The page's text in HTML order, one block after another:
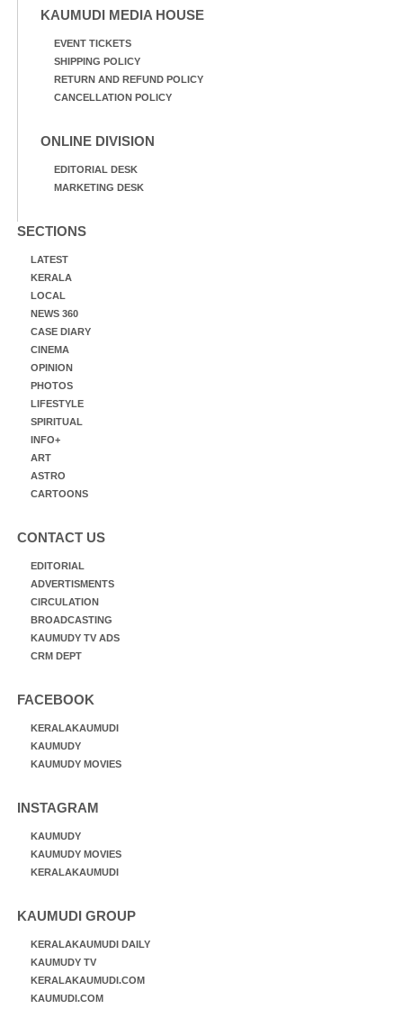
KAUMUDI MEDIA HOUSE
EVENT TICKETS
SHIPPING POLICY
RETURN AND REFUND POLICY
CANCELLATION POLICY
ONLINE DIVISION
EDITORIAL DESK
MARKETING DESK
SECTIONS
LATEST
KERALA
LOCAL
NEWS 360
CASE DIARY
CINEMA
OPINION
PHOTOS
LIFESTYLE
SPIRITUAL
INFO+
ART
ASTRO
CARTOONS
CONTACT US
EDITORIAL
ADVERTISMENTS
CIRCULATION
BROADCASTING
KAUMUDY TV ADS
CRM DEPT
FACEBOOK
KERALAKAUMUDI
KAUMUDY
KAUMUDY MOVIES
INSTAGRAM
KAUMUDY
KAUMUDY MOVIES
KERALAKAUMUDI
KAUMUDI GROUP
KERALAKAUMUDI DAILY
KAUMUDY TV
KERALAKAUMUDI.COM
KAUMUDI.COM